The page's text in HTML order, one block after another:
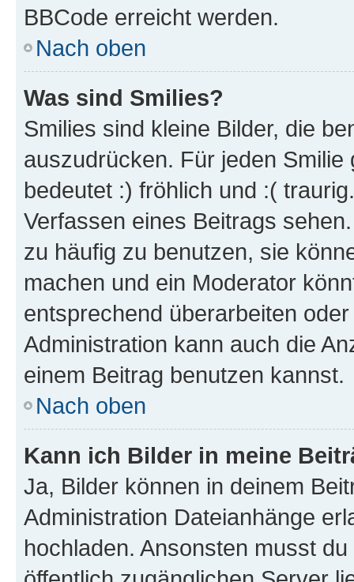
BBCode erreicht werden.
Nach oben
Was sind Smilies?
Smilies sind kleine Bilder, die
auszudrücken. Für jeden
bedeutet :) fröhlich und :(
Verfassen eines Beitrags
zu häufig zu benutzen, sie
machen und ein Moderator
entsprechend überarbeiten
Administration kann auch die
einem Beitrag benutzen kannst.
Nach oben
Kann ich Bilder in meine
Ja, Bilder können in deinem
Administration Dateianhänge
hochladen. Ansonsten musst